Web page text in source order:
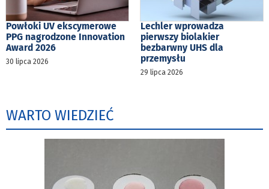
Powłoki UV ekscymerowe
PPG nagrodzone Innovation
Award 2026
30 lipca 2026
Lechler wprowadza
pierwszy biolakier
bezbarwny UHS dla
przemysłu
29 lipca 2026
WARTO WIEDZIEĆ